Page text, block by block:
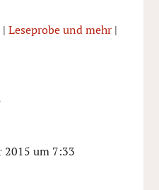
Leseprobe und mehr|
2015 um 7:33